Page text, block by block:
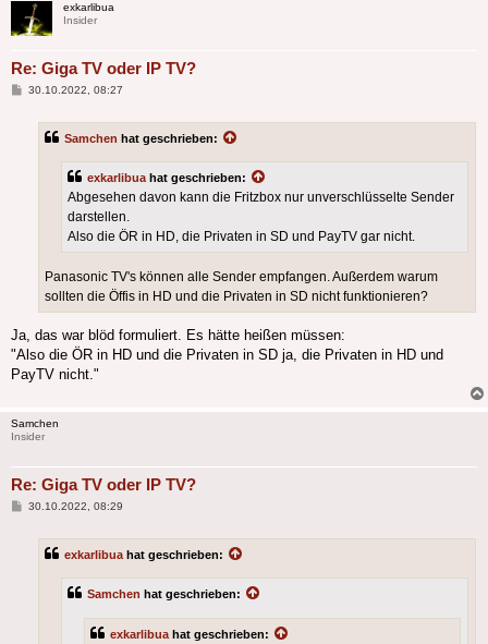
exkarlibua
Insider
Re: Giga TV oder IP TV?
Beitrag
30.10.2022, 08:27
Samchen hat geschrieben:
exkarlibua hat geschrieben:
Abgesehen davon kann die Fritzbox nur unverschlüsselte Sender
darstellen.
Also die ÖR in HD, die Privaten in SD und PayTV gar nicht.
Panasonic TV's können alle Sender empfangen. Außerdem warum
sollten die Öffis in HD und die Privaten in SD nicht funktionieren?
Ja, das war blöd formuliert. Es hätte heißen müssen:
"Also die ÖR in HD und die Privaten in SD ja, die Privaten in HD und
PayTV nicht."
Samchen
Insider
Re: Giga TV oder IP TV?
Beitrag
30.10.2022, 08:29
exkarlibua hat geschrieben:
Samchen hat geschrieben:
exkarlibua hat geschrieben: